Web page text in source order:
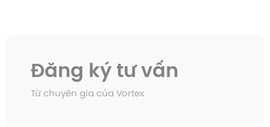
Đăng ký tư vấn
Từ chuyên gia của Vortex